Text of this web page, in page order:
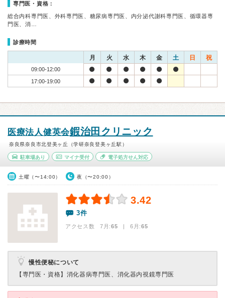
専門医・資格：
総合内科専門医、外科専門医、糖尿病専門医、内分泌代謝科専門医、循環器専
門医、消…
診療時間
月 火 水 木 金 土 日 祝
09:00-12:00
17:00-19:00
医療法人健英会鍜治田クリニック
奈良県奈良市北登美ヶ丘（学研奈良登美ヶ丘駅）
駐車場あり マイナ受付 電子処方せん対応
土曜（〜14:00） 夜（〜20:00）
3.42
3件
アクセス数 7月:65 | 6月:65
慢性便秘について
【専門医・資格】 消化器病専門医、消化器内視鏡専門医